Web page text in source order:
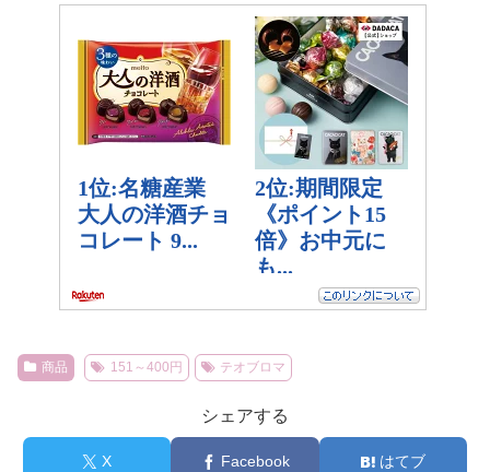
商品 151～400円 テオブロマ
シェアする
X Facebook はてブ